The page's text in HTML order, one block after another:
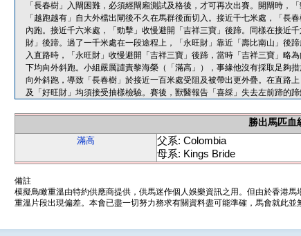
「長春樹」入閘困難，必須經閘廂測試及格後，才可再次出賽。開閘時，
「越跑越有」自大外檔出閘後不久在馬群後面切入。接近千七米處，「長
內跑。接近千六米處，「勁擊」收慢避開「吉祥三寶」後蹄。同樣在接近
財」後蹄。過了一千米處在一段途程上，「永旺財」靠近「壽比南山」後
入直路時，「永旺財」收慢避開「吉祥三寶」後蹄，當時「吉祥三寶」略
下均向外斜跑。小組嚴厲譴責黎海榮（「滿高」），事緣他沒有採取足夠
向外斜跑，導致「長春樹」於接近一百米處受阻及被帶出更外疊。在直路
及「好旺財」均須接受抽樣檢驗。賽後，獸醫報告「喜綵」失去左前蹄的蹄
勝出馬匹血
滿高
父系: Colombia
母系: Kings Bride
備註
模擬鳥瞰重溫由特約供應商提供，供馬迷作個人娛樂資訊之用。但由於香港
重溫片段出現偏差。本會已盡一切努力務求有關資料盡可能準確，馬會就此並